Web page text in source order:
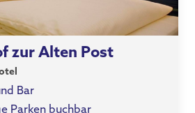
zur Alten Post
Bar
Parken buchbar